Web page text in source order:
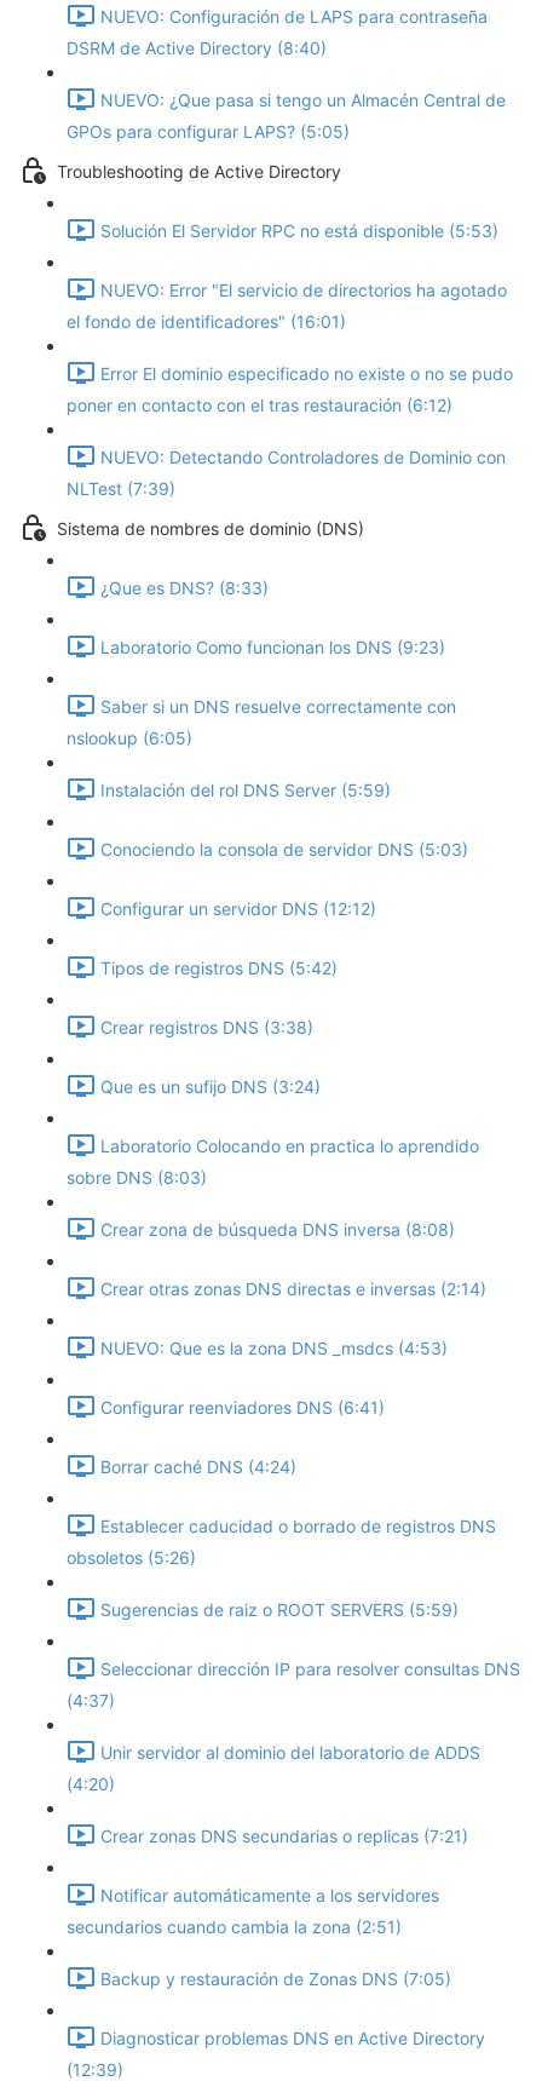
NUEVO: Configuración de LAPS para contraseña
DSRM de Active Directory (8:40)
NUEVO: ¿Que pasa si tengo un Almacén Central de
GPOs para configurar LAPS? (5:05)
Troubleshooting de Active Directory
Solución El Servidor RPC no está disponible (5:53)
NUEVO: Error "El servicio de directorios ha agotado
el fondo de identificadores" (16:01)
Error El dominio especificado no existe o no se pudo
poner en contacto con el tras restauración (6:12)
NUEVO: Detectando Controladores de Dominio con
NLTest (7:39)
Sistema de nombres de dominio (DNS)
¿Que es DNS? (8:33)
Laboratorio Como funcionan los DNS (9:23)
Saber si un DNS resuelve correctamente con
nslookup (6:05)
Instalación del rol DNS Server (5:59)
Conociendo la consola de servidor DNS (5:03)
Configurar un servidor DNS (12:12)
Tipos de registros DNS (5:42)
Crear registros DNS (3:38)
Que es un sufijo DNS (3:24)
Laboratorio Colocando en practica lo aprendido
sobre DNS (8:03)
Crear zona de búsqueda DNS inversa (8:08)
Crear otras zonas DNS directas e inversas (2:14)
NUEVO: Que es la zona DNS _msdcs (4:53)
Configurar reenviadores DNS (6:41)
Borrar caché DNS (4:24)
Establecer caducidad o borrado de registros DNS
obsoletos (5:26)
Sugerencias de raiz o ROOT SERVERS (5:59)
Seleccionar dirección IP para resolver consultas DNS
(4:37)
Unir servidor al dominio del laboratorio de ADDS
(4:20)
Crear zonas DNS secundarias o replicas (7:21)
Notificar automáticamente a los servidores
secundarios cuando cambia la zona (2:51)
Backup y restauración de Zonas DNS (7:05)
Diagnosticar problemas DNS en Active Directory
(12:39)